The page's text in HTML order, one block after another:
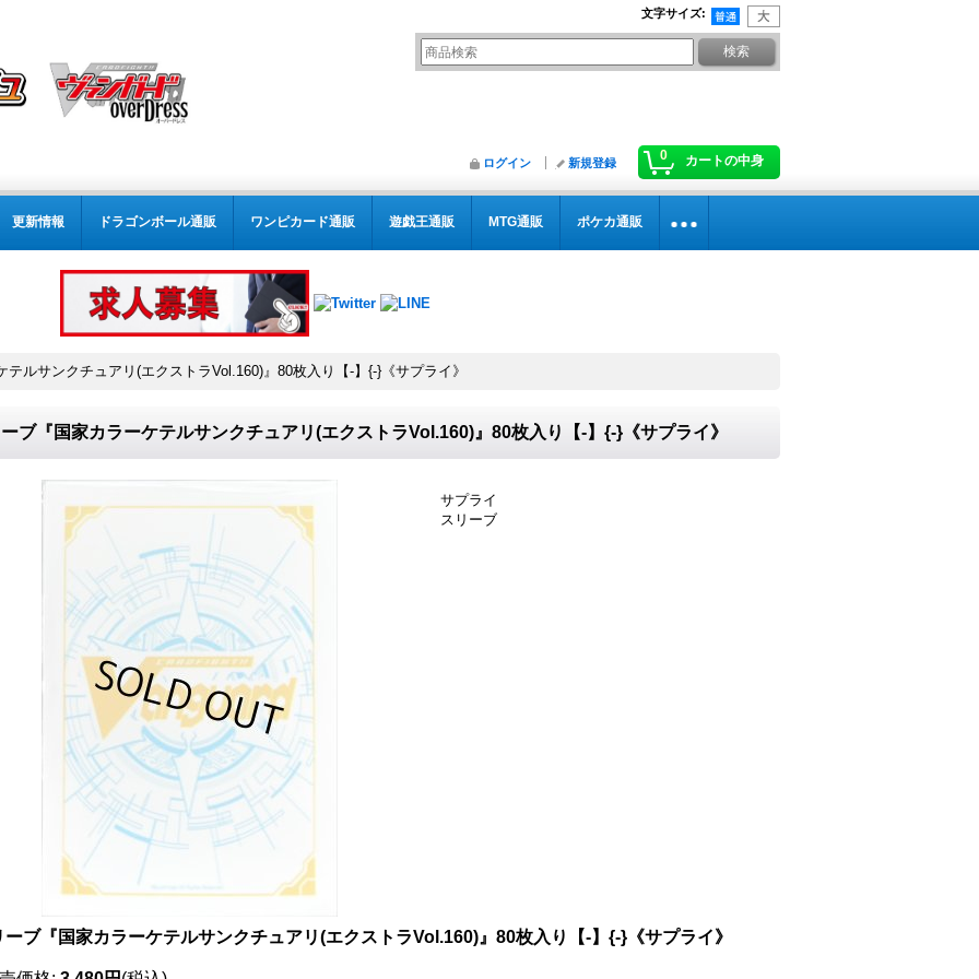
文字サイズ:
0 カートの中身
ログイン 新規登録
更新情報 ドラゴンボール通販 ワンピカード通販 遊戯王通販 MTG通販 ポケカ通販
ルサンクチュアリ(エクストラVol.160)』80枚入り【-】{-}《サプライ》
ブ『国家カラーケテルサンクチュアリ(エクストラVol.160)』80枚入り【-】{-}《サプライ》
サプライ
スリーブ
ーブ『国家カラーケテルサンクチュアリ(エクストラVol.160)』80枚入り【-】{-}《サプライ》